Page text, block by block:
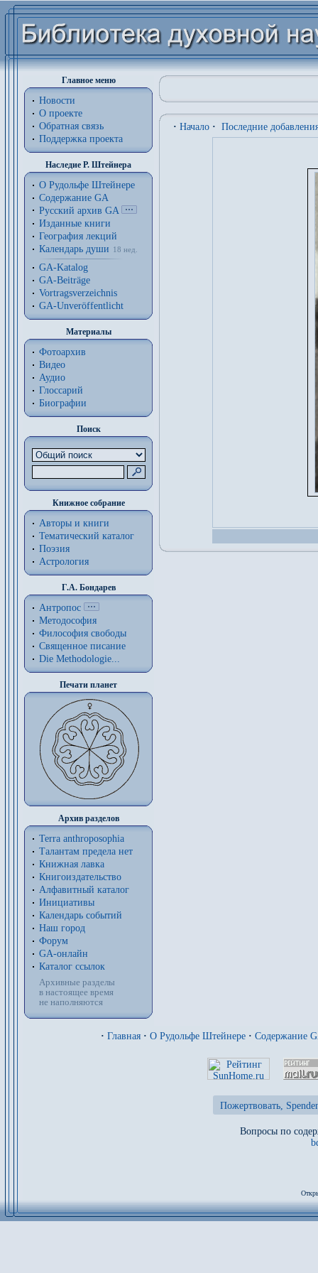
Главное меню
Новости
О проекте
Обратная связь
Поддержка проекта
Наследие Р. Штейнера
О Рудольфе Штейнере
Содержание GA
Русский архив GA
Изданные книги
География лекций
Календарь души
18 нед.
GA-Katalog
GA-Beiträge
Vortragsverzeichnis
GA-Unveröffentlicht
Материалы
Фотоархив
Видео
Аудио
Глоссарий
Биографии
Поиск
Книжное собрание
Авторы и книги
Тематический каталог
Поэзия
Астрология
Г.А. Бондарев
Антропос
Методософия
Философия cвободы
Священное писание
Die Methodologie...
Печати планет
Архив разделов
Terra anthroposophia
Талантам предела нет
Книжная лавка
Книгоиздательство
Алфавитный каталог
Инициативы
Календарь событий
Наш город
Форум
GA-онлайн
Каталог ссылок
Архивные разделы
в настоящее время
не наполняются
· Начало · Последние
· Главная · О Рудольфе Штейнере · Содержание
Пожертвовать,
Вопросы по